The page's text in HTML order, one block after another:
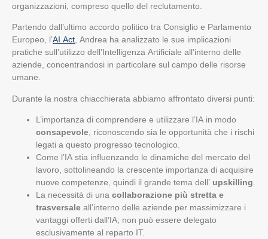
organizzazioni, compreso quello del reclutamento.
Partendo dall’ultimo accordo politico tra Consiglio e Parlamento
Europeo, l’AI Act , Andrea ha analizzato le sue implicazioni
pratiche sull’utilizzo dell’Intelligenza Artificiale all’interno delle
aziende, concentrandosi in particolare sul campo delle risorse
umane.
Durante la nostra chiacchierata abbiamo affrontato diversi punti:
L’importanza di comprendere e utilizzare l’IA in modo
consapevole , riconoscendo sia le opportunità che i rischi
legati a questo progresso tecnologico.
Come l’IA stia influenzando le dinamiche del mercato del
lavoro, sottolineando la crescente importanza di acquisire
nuove competenze, quindi il grande tema dell’ upskilling
La necessità di una collaborazione più stretta e
trasversale all’interno delle aziende per massimizzare i
vantaggi offerti dall’IA; non può essere delegato
esclusivamente al reparto IT.